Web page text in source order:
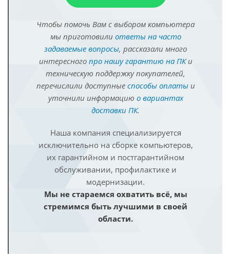
Чтобы помочь Вам с выбором компьютера
мы приготовили ответы на часто
задаваемые вопросы, рассказали много
интересного про нашу гарантию на ПКи
техническую поддержку покупателей,
перечислили доступные способы оплатыи
уточнили информацию о вариантах
доставки ПК.
Наша компания специализируется
исключительно на сборке компьютеров,
их гарантийном и постгарантийном
обслуживании, профилактике и
модернизации.
Мы не стараемся охватить всё, мы
стремимся быть лучшими в своей
области.